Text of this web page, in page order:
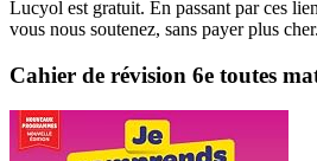
Lucyol est gratuit. En passant par ces
vous nous soutenez, sans payer plus cher.
Cahier de révision 6e toutes